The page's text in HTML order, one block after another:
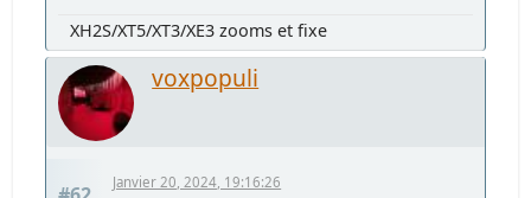
XH2S/XT5/XT3/XE3 zooms et fixe
voxpopuli
Janvier 20, 2024, 19:16:26